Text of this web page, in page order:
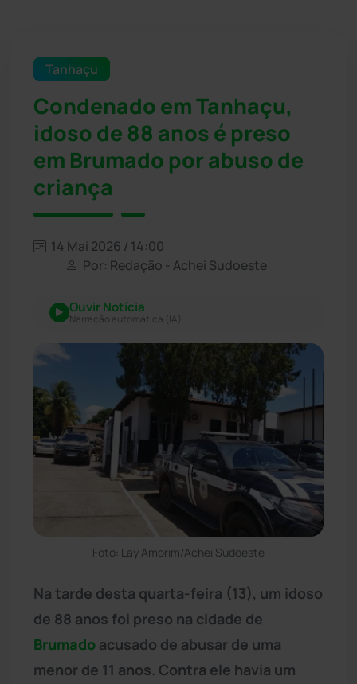
Tanhaçu
Condenado em Tanhaçu,
idoso de 88 anos é preso
em Brumado por abuso de
criança
14 Mai 2026 / 14:00
Por: Redação - Achei Sudoeste
Ouvir Notícia
Narração automática (IA)
Foto: Lay Amorim/Achei Sudoeste
Na tarde desta quarta-feira (13), um idoso
de 88 anos foi preso na cidade de
Brumado acusado de abusar de uma
menor de 11 anos. Contra ele havia um